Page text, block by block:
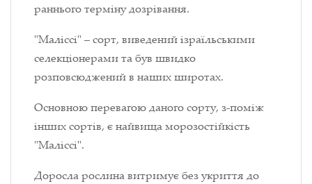
раннього терміну дозрівання.
"Маліссі" – сорт, виведений ізраїльськими
селекціонерами та був швидко
розповсюджений в наших широтах.
Основною перевагою даного сорту, з-поміж
інших сортів, є найвища морозостійкість
"Маліссі".
Доросла рослина витримує без укриття до